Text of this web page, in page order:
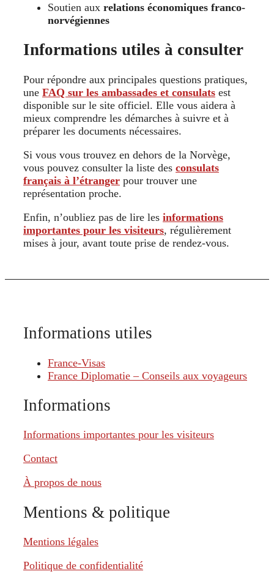
Soutien aux relations économiques franco-
norvégiennes
Informations utiles à consulter
Pour répondre aux principales questions pratiques,
une FAQ sur les ambassades et consulats est
disponible sur le site officiel. Elle vous aidera à
mieux comprendre les démarches à suivre et à
préparer les documents nécessaires.
Si vous vous trouvez en dehors de la Norvège,
vous pouvez consulter la liste des consulats
français à l’étranger pour trouver une
représentation proche.
Enfin, n’oubliez pas de lire les informations
importantes pour les visiteurs, régulièrement
mises à jour, avant toute prise de rendez-vous.
Informations utiles
France-Visas
France Diplomatie – Conseils aux voyageurs
Informations
Informations importantes pour les visiteurs
Contact
À propos de nous
Mentions & politique
Mentions légales
Politique de confidentialité